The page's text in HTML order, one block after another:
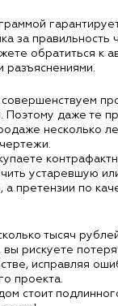
за правильность
обратиться к
Поэтому даже те
несколько
устаревшую
а претензии по
тысяч
вы рискуете
исправляя
проекта.
стоит